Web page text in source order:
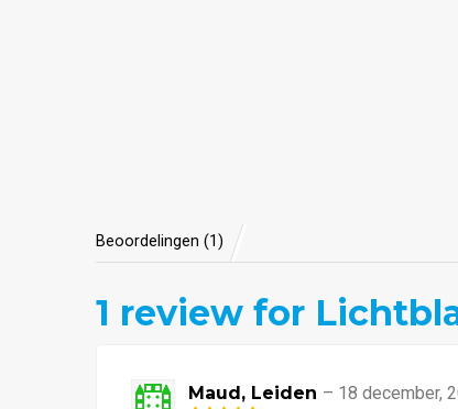
Beoordelingen (1)
1 review for
Maud, Leiden – 18 december,